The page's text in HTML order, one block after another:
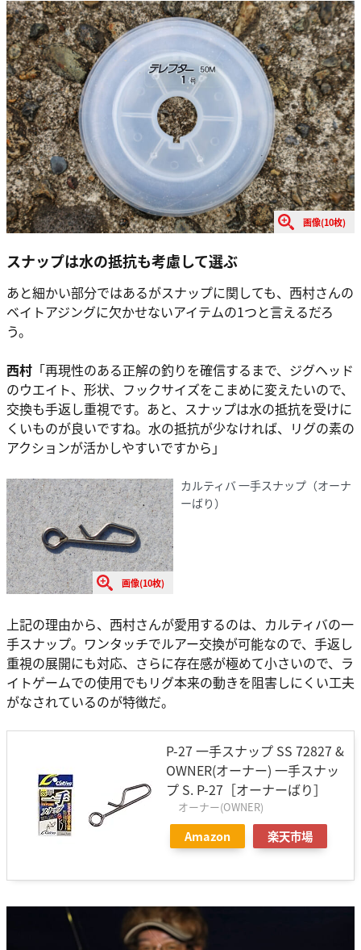
画像(10枚)
スナップは水の抵抗も考慮して選ぶ
あと細かい部分ではあるがスナップに関しても、西村さんの
ベイトアジングに欠かせないアイテムの1つと言えるだろ
う。
西村 「再現性のある正解の釣りを確信するまで、ジグヘッド
のウエイト、形状、フックサイズをこまめに変えたいので、
交換も手返し重視です。あと、スナップは水の抵抗を受けに
くいものが良いですね。水の抵抗が少なければ、リグの素の
アクションが活かしやすいですから」
画像(10枚)
カルティバ 一手スナップ（オーナ
ーばり）
上記の理由から、西村さんが愛用するのは、カルティバの一
手スナップ。ワンタッチでルアー交換が可能なので、手返し
重視の展開にも対応、さらに存在感が極めて小さいので、ラ
イトゲームでの使用でもリグ本来の動きを阻害しにくい工夫
がなされているのが特徴だ。
P-27 一手スナップ SS 72827 &
OWNER(オーナー) 一手スナッ
プ S. P-27［オーナーばり］
オーナー(OWNER)
Amazon 楽天市場